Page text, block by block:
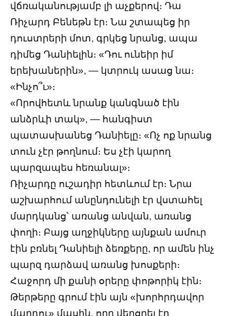
վճռականությամբ լի աչքերով։ Դա
Ռիչարդ Բենեթն էր։ Նա շտապեց իր
դուստրերի մոտ, գրկեց նրանց, ապա
դիմեց Դանիելին։ «Դու ունեիր իմ
երեխաներին», — կտրուկ ասաց նա։
«Ինչո՞ւ»։
«Որովհետև նրանք կանգնած էին
անձրևի տակ», — հանգիստ
պատասխանեց Դանիելը։ «Ոչ ոք նրանց
տուն չէր թողնում։ Ես չէի կարող
պարզապես հեռանալ»։
Ռիչարդը ուշադիր հետևում էր։ Նրա
աշխարհում անընդունելի էր վստահել
մարդկանց՝ առանց անվան, առանց
փողի։ Բայց աղջիկները այնքան ամուր
էին բռնել Դանիելի ձեռքերը, որ ամեն ինչ
պարզ դարձավ առանց խոսքերի։
Հաջորդ մի քանի օրերը փոթորիկ էին։
Թերթերը գրում էին այն «խորհրդավոր
մարդու» մասին, որը վերցրել էր